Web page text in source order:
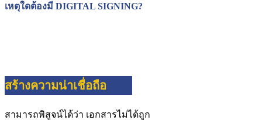
เหตุใดต้องมี DIGITAL SIGNING?
สร้างความน่าเชื่อถือ
สามารถพิสูจน์ได้ว่า เอกสารไม่ได้ถูก